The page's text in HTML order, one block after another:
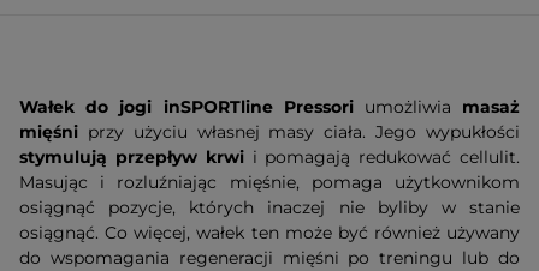
Wałek do jogi inSPORTline Pressori umożliwia masaż
mięśni przy użyciu własnej masy ciała. Jego wypukłości
stymulują przepływ krwii pomagają redukować cellulit.
Masując i rozluźniając mięśnie, pomaga użytkownikom
osiągnąć pozycje, których inaczej nie byliby w stanie
osiągnąć. Co więcej, wałek ten może być również używany
do wspomagania regeneracji mięśni po treningu lub do